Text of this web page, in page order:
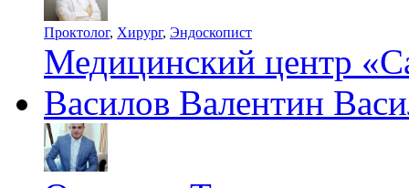
Проктолог, Хирург, Эндоскопист
Медицинский центр
Василов Валентин